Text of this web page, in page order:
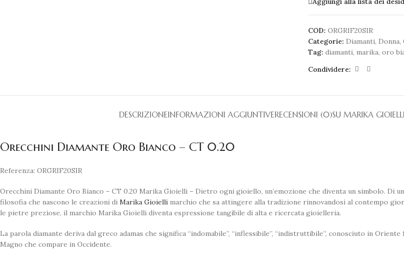
COD: ORGRIF20SIR
Categorie: Diamanti, Donna,
Tag: diamanti, marika, oro
Condividere:
DESCRIZIONEINFORMAZIONI AGGIUNTIVERECENSIONI (0)SU MARIKA GIOIELLI
Orecchini Diamante Oro Bianco – CT 0.20
Referenza: ORGRIF20SIR
Orecchini Diamante Oro Bianco – CT 0.20 Marika Gioielli – Dietro ogni gioiello, un’emozione che diventa un simbolo. Di
filosofia che nascono le creazioni di Marika Gioielli marchio che sa attingere alla tradizione rinnovandosi al contempo
le pietre preziose, il marchio Marika Gioielli diventa espressione tangibile di alta e ricercata gioielleria.
La parola diamante deriva dal greco adamas che significa “indomabile”, “inflessibile”, “indistruttibile”, conosciuto in
Magno che compare in Occidente.